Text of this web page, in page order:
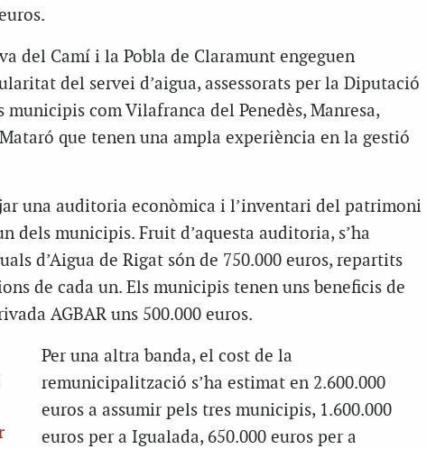
del Camí i la Pobla de Claramunt engeguen
del servei d’aigua, assessorats per la Diputació
com Vilafranca del Penedès, Manresa,
que tenen una ampla experiència en la gestió
una auditoria econòmica i l’inventari del patrimoni
dels municipis. Fruit d’aquesta auditoria, s’ha
d’Aigua de Rigat són de 750.000 euros, repartits
de cada un. Els municipis tenen uns beneficis de
AGBAR uns 500.000 euros.
Per una altra banda, el cost de la
remunicipalització s’ha estimat en 2.600.000
euros a assumir pels tres municipis, 1.600.000
euros per a Igualada, 650.000 euros per a